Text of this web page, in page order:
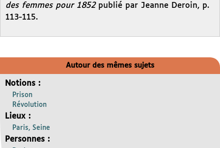
des femmes pour 1852publié par Jeanne Deroin, p.
113-115.
Autour des mêmes sujets
Notions :
Prison
Révolution
Lieux :
Paris, Seine
Personnes :